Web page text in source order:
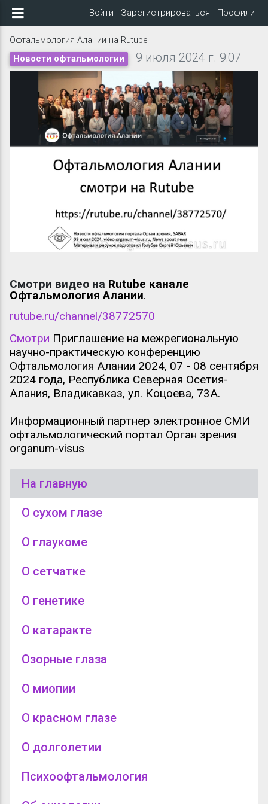
Войти Зарегистрироваться Профили
Офтальмология Алании на Rutube
Новости офтальмологии 9 июля 2024 г. 9:07
Смотри видео на Rutube канале
Офтальмология Алании.
rutube.ru/channel/38772570
Смотри Приглашение на межрегиональную
научно-практическую конференцию
Офтальмология Алании 2024, 07 - 08 сентября
2024 года, Республика Северная Осетия-
Алания, Владикавказ, ул. Коцоева, 73А.
Информационный партнер электронное СМИ
офтальмологический портал Орган зрения
organum-visus
На главную
О сухом глазе
О глаукоме
О сетчатке
О генетике
О катаракте
Озорные глаза
О миопии
О красном глазе
О долголетии
Психоофтальмология